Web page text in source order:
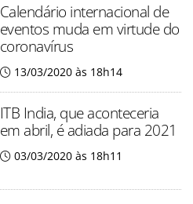
Calendário internacional de
eventos muda em virtude do
coronavírus
13/03/2020 às 18h14
ITB India, que aconteceria
em abril, é adiada para 2021
03/03/2020 às 18h11